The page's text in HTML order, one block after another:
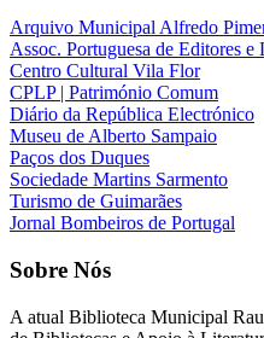
Arquivo Municipal Alfredo
Assoc. Portuguesa de Editores e
Centro Cultural Vila Flor
CPLP | Património Comum
Diário da República Electrónico
Museu de Alberto Sampaio
Paços dos Duques
Sociedade Martins Sarmento
Turismo de Guimarães
Jornal Bombeiros de Portugal
Sobre Nós
A atual Biblioteca Municipal